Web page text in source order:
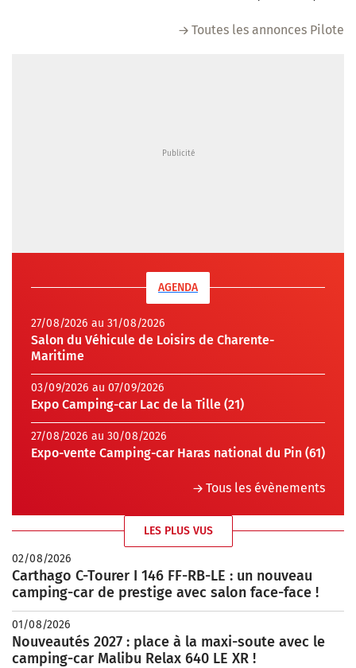
Toutes les annonces Pilote
AGENDA
27/08/2026 au 31/08/2026
Salon du Véhicule de Loisirs de Charente-
Maritime
03/09/2026 au 07/09/2026
Expo Camping-car Lac de la Tille (21)
27/08/2026 au 30/08/2026
Expo-vente Camping-car Haras national du Pin (61)
Tous les évènements
LES PLUS VUS
02/08/2026
Carthago C-Tourer I 146 FF-RB-LE : un nouveau
camping-car de prestige avec salon face-face !
01/08/2026
Nouveautés 2027 : place à la maxi-soute avec le
camping-car Malibu Relax 640 LE XR !